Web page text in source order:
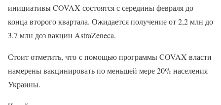
инициативы COVAX состоятся с середины февраля до
конца второго квартала. Ожидается получение от 2,2 млн до
3,7 млн доз вакцин AstraZeneca.
Стоит отметить, что с помощью программы COVAX власти
намерены вакцинировать по меньшей мере 20% населения
Украины.